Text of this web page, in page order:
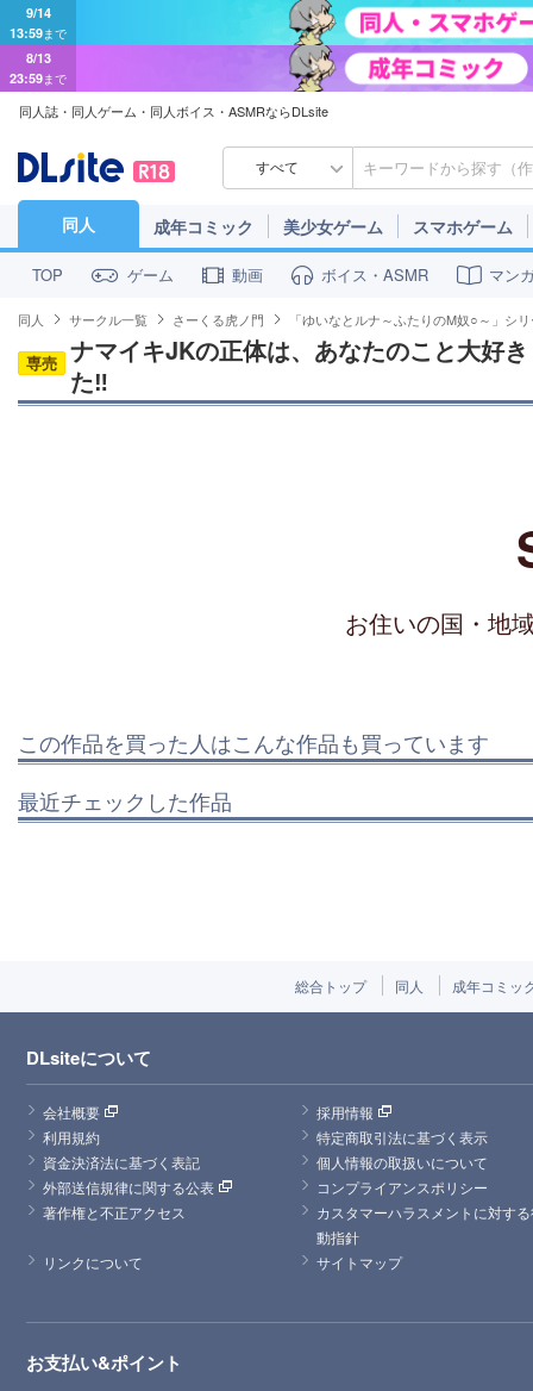
9/14
13:59まで
8/13
23:59まで
同人誌・同人ゲーム・同人ボイス・ASMRならDLsite
すべて
同人 成年コミック 美少女ゲーム スマホゲーム
TOP ゲーム 動画 ボイス・ASMR マン
同人 サークル一覧 さーくる虎ノ門 「ゆいなとルナ～ふたりのM奴○～」シ
専売 ナマイキJKの正体は、あなたのこと大好
た‼
お住いの国・地
この作品を買った人はこんな作品も買っています
最近チェックした作品
総合トップ 同人 成年コミッ
DLsiteについて
会社概要
採用情報
利用規約
特定商取引法に基づく表示
資金決済法に基づく表記
個人情報の取扱いについて
外部送信規律に関する公表
コンプライアンスポリシー
著作権と不正アクセス
カスタマーハラスメントに対す
動指針
リンクについて
サイトマップ
お支払い&ポイント